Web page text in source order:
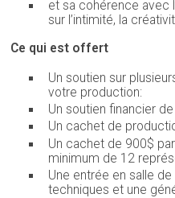
et sa cohérence avec
sur l’intimité, la
Ce qui est offert
Un soutien sur
votre production:
Un soutien financier
Un cachet de
Un cachet de 900$
minimum de 12
Une entrée en salle
techniques et une